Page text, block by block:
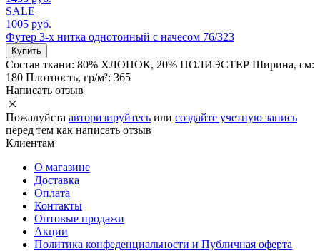
SALE
1005 руб.
Футер 3-х нитка однотонный с начесом 76/323
Купить
Состав ткани: 80% ХЛОПОК, 20% ПОЛИЭСТЕР Ширина, см:
180 Плотность, гр/м²: 365
Написать отзыв
Пожалуйста авторизируйтесь или создайте учетную запись
перед тем как написать отзыв
Клиентам
О магазине
Доставка
Оплата
Контакты
Оптовые продажи
Акции
Политика конфеденциальности и Публичная оферта